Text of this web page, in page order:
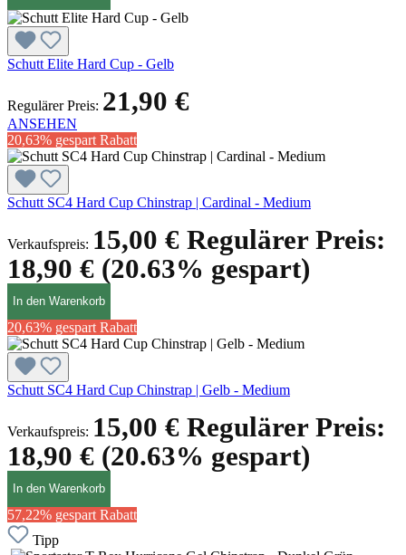
Schutt Elite Hard Cup - Gelb
Regulärer Preis: 21,90 €
ANSEHEN
20,63% gespart Rabatt
Schutt SC4 Hard Cup Chinstrap | Cardinal - Medium
Verkaufspreis: 15,00 € Regulärer Preis:
18,90 € (20.63% gespart)
In den Warenkorb
20,63% gespart Rabatt
Schutt SC4 Hard Cup Chinstrap | Gelb - Medium
Verkaufspreis: 15,00 € Regulärer Preis:
18,90 € (20.63% gespart)
In den Warenkorb
57,22% gespart Rabatt
Tipp